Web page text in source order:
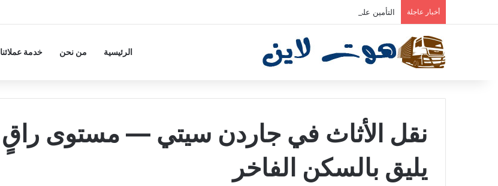
أخبار عاجلة التأمين على الأثاث أثناء النقل — الأنواع والتغطية المناسبة
الرئيسية من نحن خدمة عملائنا
نقل الأثاث في جاردن سيتي — مستوى راقٍ
يليق بالسكن الفاخر